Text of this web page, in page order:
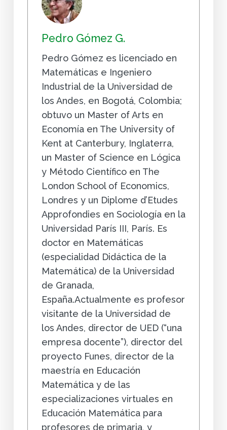
Pedro Gómez G.
Pedro Gómez es licenciado en
Matemáticas e Ingeniero
Industrial de la Universidad de
los Andes, en Bogotá, Colombia;
obtuvo un Master of Arts en
Economía en The University of
Kent at Canterbury, Inglaterra,
un Master of Science en Lógica
y Método Científico en The
London School of Economics,
Londres y un Diplome d’Etudes
Approfondies en Sociología en la
Universidad París III, París. Es
doctor en Matemáticas
(especialidad Didáctica de la
Matemática) de la Universidad
de Granada,
España.Actualmente es profesor
visitante de la Universidad de
los Andes, director de UED (“una
empresa docente”), director del
proyecto Funes, director de la
maestría en Educación
Matemática y de las
especializaciones virtuales en
Educación Matemática para
profesores de primaria, y